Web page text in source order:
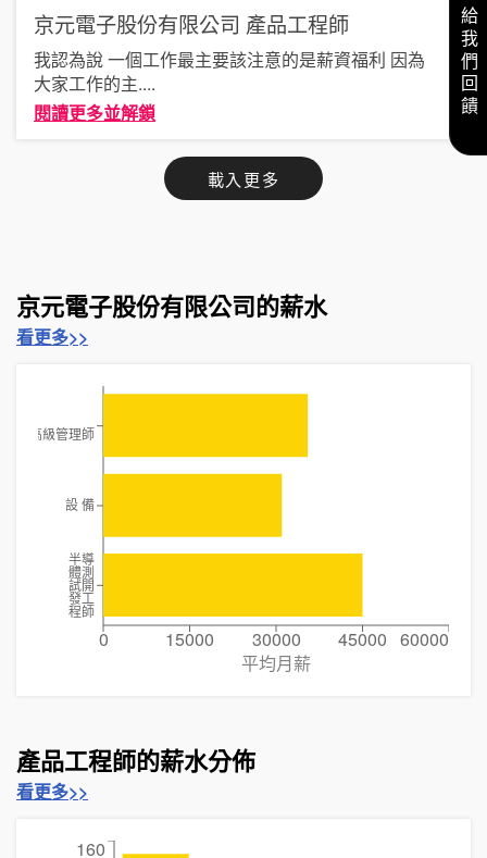
京元電子股份有限公司 產品工程師
我認為說 一個工作最主要該注意的是薪資福利 因為
大家工作的主....
閱讀更多並解鎖
載入更多
京元電子股份有限公司的薪水
看更多>>
0 15000 30000 45000 60000
平均月薪
高級管理師
設 備
半導
體測
試開
發工
程師
產品工程師的薪水分佈
看更多>>
160
給我們回饋